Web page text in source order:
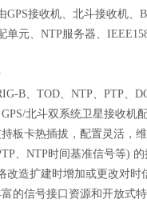
接收机、北斗接收机、
元、NTP服务器、
B、TOD、NTP、PTP、
北斗双系统卫星接收机配
卡热插拔，配置灵活，
、NTP时间基准信号等)
造扩建时增加或更改对时
信号接口资源和开放式特